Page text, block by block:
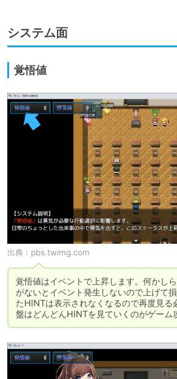
システム面
覚悟値
出典： pbs.twimg.com
覚悟値はイベントで上昇します。何かし
がないとイベント発生しないので上げて
たHINTは表示されなくなるので再度見る
盤はどんどんHINTを見ていくのがゲーム